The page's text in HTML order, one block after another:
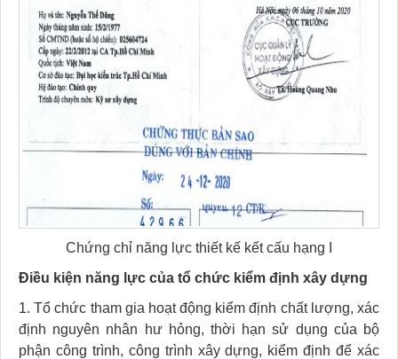
Chứng chỉ năng lực thiết kế kết cấu hạng I
Điều kiện năng lực của tổ chức kiểm định xây dựng
1. Tổ chức tham gia hoạt động kiểm định chất lượng, xác
định nguyên nhân hư hỏng, thời hạn sử dụng của bộ
phận công trình, công trình xây dựng, kiểm định để xác